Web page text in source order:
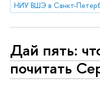
НИУ ВШЭ в Санкт-
Дай пять:
почитать